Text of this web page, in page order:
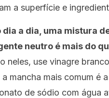
a superfície e
dia a dia, uma mistura
neutro é mais do
neles, use vinagre
mancha mais comum é
de sódio com água